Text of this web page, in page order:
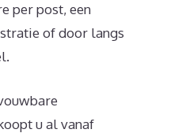
per post, een
of door langs
u al vanaf